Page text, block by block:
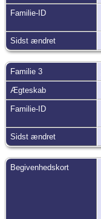
Familie-ID
Sidst ændret
Familie 3
Ægteskab
Familie-ID
Sidst ændret
Begivenhedskort